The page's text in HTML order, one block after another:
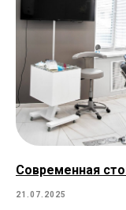
Современная
21.07.2025